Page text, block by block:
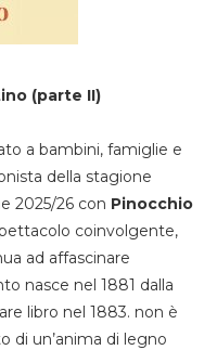
(parte II)
a bambini, famiglie e
della stagione
2025/26 con Pinocchio
coinvolgente,
ad affascinare
nasce nel 1881 dalla
libro nel 1883. non è
di un’anima di legno